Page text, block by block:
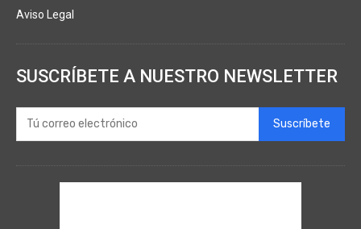
Aviso Legal
SUSCRÍBETE A NUESTRO NEWSLETTER
Suscríbete